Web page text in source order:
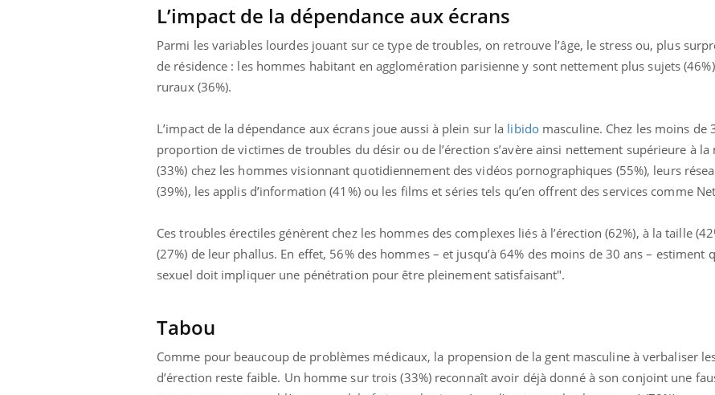
L’impact de la dépendance aux écrans
Parmi les variables lourdes jouant sur ce type de troubles, on retrouve l’âge, le stress ou, plus
de résidence : les hommes habitant en agglomération parisienne y sont nettement plus sujets
ruraux (36%).
L’impact de la dépendance aux écrans joue aussi à plein sur la libidomasculine. Chez les moins de
proportion de victimes de troubles du désir ou de l’érection s’avère ainsi nettement supérieure à la
(33%) chez les hommes visionnant quotidiennement des vidéos pornographiques (55%), leurs
(39%), les applis d’information (41%) ou les films et séries tels qu’en offrent des services comme
Ces troubles érectiles génèrent chez les hommes des complexes liés à l’érection (62%), à la taille
(27%) de leur phallus. En effet, 56% des hommes – et jusqu’à 64% des moins de 30 ans – estiment
sexuel doit impliquer une pénétration pour être pleinement satisfaisant".
Tabou
Comme pour beaucoup de problèmes médicaux, la propension de la gent masculine à verbaliser
d’érection reste faible. Un homme sur trois (33%) reconnaît avoir déjà donné à son conjoint une
L'été arrive… et avec lui, un tout nouveau
rythme de vie ! Vacances, plage, piscine,
soleil, activités en plein air… Nos mains
Youtube
Le Ramadan approche, et, pour de
nombreuses personnes atteintes de
diabète, c'est une période de questions, de
défis, mais ...
préventiveYoutube
Un établissement lié à